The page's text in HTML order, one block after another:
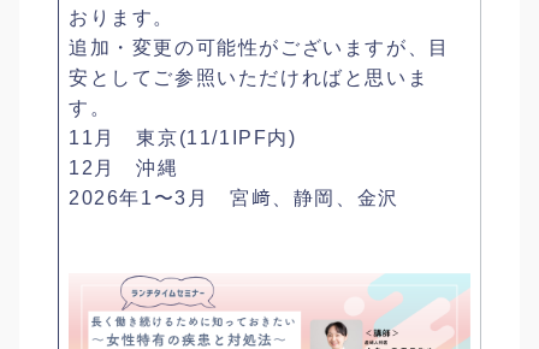
おります。
追加・変更の可能性がございますが、目
安としてご参照いただければと思いま
す。
11月 東京(11/1IPF内)
12月 沖縄
2026年1〜3月 宮﨑、静岡、金沢